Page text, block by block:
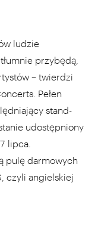
ludzie
przybędą,
– twierdzi
Pełen
stand-
udostępniony
lipca.
pulę darmowych
czyli angielskiej